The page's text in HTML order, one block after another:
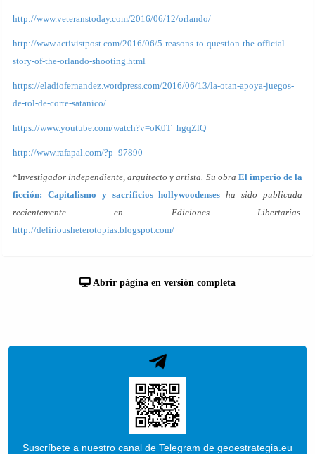
http://www.veteranstoday.com/2016/06/12/orlando/
http://www.activistpost.com/2016/06/5-reasons-to-question-the-official-
story-of-the-orlando-shooting.html
https://eladiofernandez.wordpress.com/2016/06/13/la-otan-apoya-juegos-
de-rol-de-corte-satanico/
https://www.youtube.com/watch?v=oK0T_hgqZlQ
http://www.rafapal.com/?p=97890
*Investigador independiente, arquitecto y artista. Su obra El imperio de la
ficción: Capitalismo y sacrificios hollywoodenses ha sido publicada
recientemente en Ediciones Libertarias.
http://deliriousheterotopias.blogspot.com/
Abrir página en versión completa
Suscríbete a nuestro canal de Telegram de geoestrategia.eu